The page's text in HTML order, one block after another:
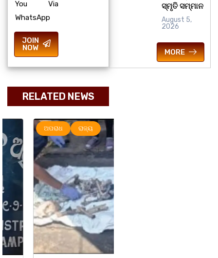
You Via
WhatsApp
JOIN
NOW
RELATED NEWS
ଅପରାଧ ରାଜ୍ୟ
ସ୍ମୃତି ସମ୍ମାନ
August 5,
2026
MORE